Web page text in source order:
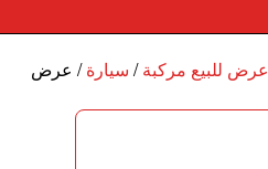
عرض للبيع مركبة/ سيارة/ عرض